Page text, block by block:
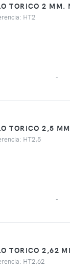
TORICO 2 MM.
HT2
-
TORICO 2,5
HT2,5
-
TORICO 2,62
HT2,62